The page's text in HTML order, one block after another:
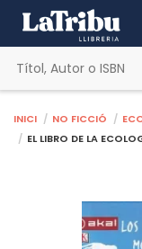
Inici No ficció
EL LIBRO DE LA